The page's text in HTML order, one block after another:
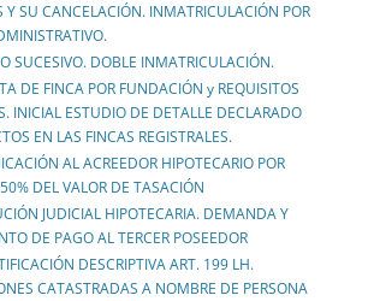
Y SU CANCELACIÓN. INMATRICULACIÓN POR
SUCESIVO. DOBLE INMATRICULACIÓN.
DE FINCA POR FUNDACIÓN y REQUISITOS
INICIAL ESTUDIO DE DETALLE DECLARADO
EN LAS FINCAS REGISTRALES.
AL ACREEDOR HIPOTECARIO POR
DEL VALOR DE TASACIÓN
JUDICIAL HIPOTECARIA. DEMANDA Y
DE PAGO AL TERCER POSEEDOR
DESCRIPTIVA ART. 199 LH.
CATASTRADAS A NOMBRE DE PERSONA